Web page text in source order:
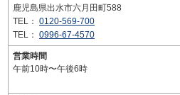
鹿児島県出水市六月田町588
TEL： 0120-569-700
TEL： 0996-67-4570
営業時間
午前10時〜午後6時